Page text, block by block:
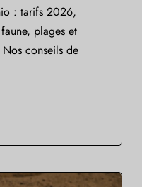
: tarifs 2026,
plages et
conseils de